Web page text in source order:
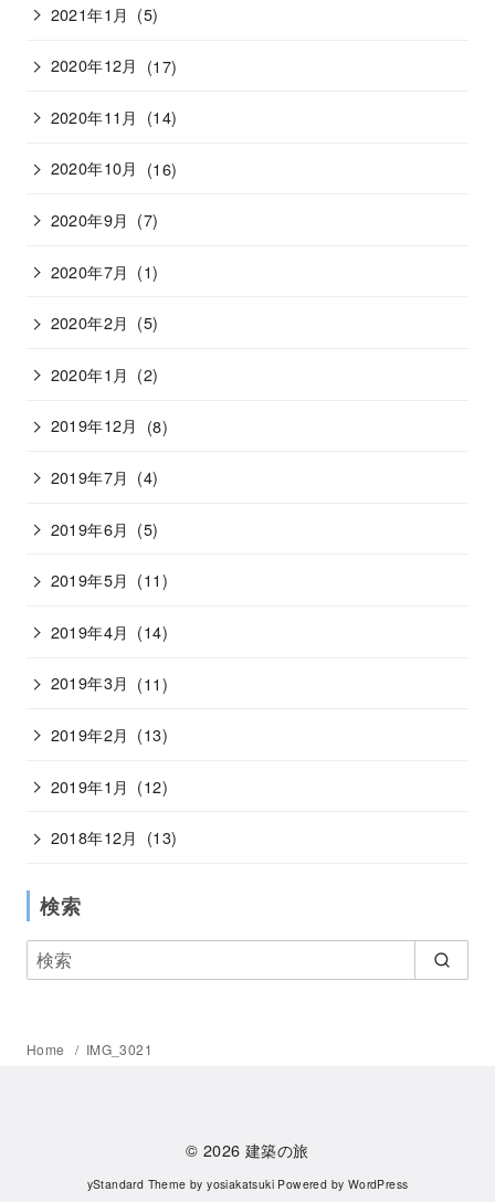
2021年1月 (5)
2020年12月 (17)
2020年11月 (14)
2020年10月 (16)
2020年9月 (7)
2020年7月 (1)
2020年2月 (5)
2020年1月 (2)
2019年12月 (8)
2019年7月 (4)
2019年6月 (5)
2019年5月 (11)
2019年4月 (14)
2019年3月 (11)
2019年2月 (13)
2019年1月 (12)
2018年12月 (13)
検索
Home IMG_3021
© 2026建築の旅
yStandard Theme byyosiakatsuki Powered by WordPress